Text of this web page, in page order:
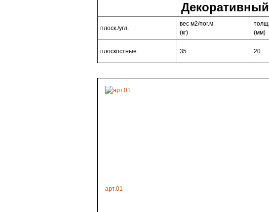
плоск./угл.
вес м2/пог.м
(кг)
(мм)
плоскостные 35 20
арт.01